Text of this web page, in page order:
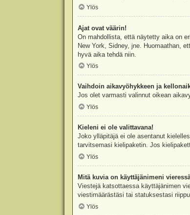
Ylös
Ajat ovat väärin!
On mahdollista, että näytetty aika on
New York, Sidney, jne. Huomaathan,
hyvä aika tehdä niin.
Ylös
Vaihdoin aikavyöhykkeen ja
Jos olet varmasti valinnut oikean
Ylös
Kieleni ei ole valittavana!
Joko ylläpitäjä ei ole asentanut
tarvitsemasi kielipaketin. Jos
Ylös
Mitä kuvia on käyttäjänimeni
Viestejä katsottaessa käyttäjänimen
viestimäärästäsi tai statuksestasi
Ylös